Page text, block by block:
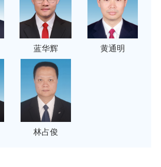
蓝华辉 黄通明
林占俊